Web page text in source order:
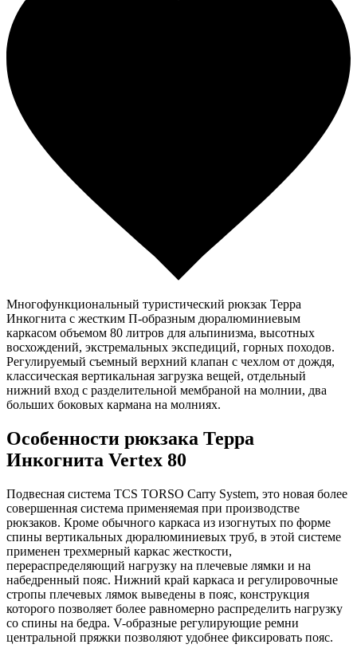
Многофункциональный туристический рюкзак Терра
Инкогнита с жестким П-образным дюралюминиевым
каркасом объемом 80 литров для альпинизма, высотных
восхождений, экстремальных экспедиций, горных походов.
Регулируемый съемный верхний клапан с чехлом от дождя,
классическая вертикальная загрузка вещей, отдельный
нижний вход с разделительной мембраной на молнии, два
больших боковых кармана на молниях.
Особенности рюкзака Терра
Инкогнита Vertex 80
Подвесная система TCS TORSO Carry System, это новая более
совершенная система применяемая при производстве
рюкзаков. Кроме обычного каркаса из изогнутых по форме
спины вертикальных дюралюминиевых труб, в этой системе
применен трехмерный каркас жесткости,
перераспределяющий нагрузку на плечевые лямки и на
набедренный пояс. Нижний край каркаса и регулировочные
стропы плечевых лямок выведены в пояс, конструкция
которого позволяет более равномерно распределить нагрузку
со спины на бедра. V-образные регулирующие ремни
центральной пряжки позволяют удобнее фиксировать пояс.